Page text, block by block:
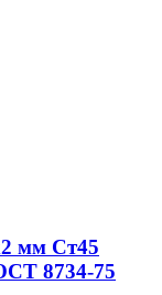
мм Ст45
8734-75